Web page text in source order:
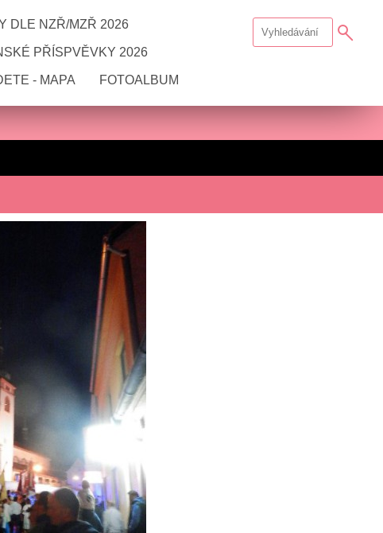
DLE NZŘ/MZŘ 2026
PŘÍSPVĚVKY 2026
- MAPA FOTOALBUM